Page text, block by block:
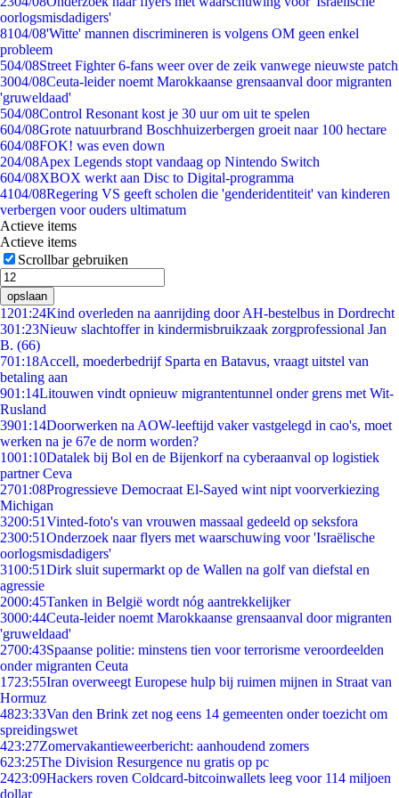
oorlogsmisdadigers'
8104/08'Witte' mannen discrimineren is volgens OM geen enkel
probleem
504/08Street Fighter 6-fans weer over de zeik vanwege nieuwste patch
3004/08Ceuta-leider noemt Marokkaanse grensaanval door migranten
'gruweldaad'
504/08Control Resonant kost je 30 uur om uit te spelen
604/08Grote natuurbrand Boschhuizerbergen groeit naar 100 hectare
604/08FOK! was even down
204/08Apex Legends stopt vandaag op Nintendo Switch
604/08XBOX werkt aan Disc to Digital-programma
4104/08Regering VS geeft scholen die 'genderidentiteit' van kinderen
verbergen voor ouders ultimatum
Actieve items
Actieve items
Scrollbar gebruiken
opslaan
1201:24Kind overleden na aanrijding door AH-bestelbus in Dordrecht
301:23Nieuw slachtoffer in kindermisbruikzaak zorgprofessional Jan
B. (66)
701:18Accell, moederbedrijf Sparta en Batavus, vraagt uitstel van
betaling aan
901:14Litouwen vindt opnieuw migrantentunnel onder grens met Wit-
Rusland
3901:14Doorwerken na AOW-leeftijd vaker vastgelegd in cao's, moet
werken na je 67e de norm worden?
1001:10Datalek bij Bol en de Bijenkorf na cyberaanval op logistiek
partner Ceva
2701:08Progressieve Democraat El-Sayed wint nipt voorverkiezing
Michigan
3200:51Vinted-foto's van vrouwen massaal gedeeld op seksfora
2300:51Onderzoek naar flyers met waarschuwing voor 'Israëlische
oorlogsmisdadigers'
3100:51Dirk sluit supermarkt op de Wallen na golf van diefstal en
agressie
2000:45Tanken in België wordt nóg aantrekkelijker
3000:44Ceuta-leider noemt Marokkaanse grensaanval door migranten
'gruweldaad'
2700:43Spaanse politie: minstens tien voor terrorisme veroordeelden
onder migranten Ceuta
1723:55Iran overweegt Europese hulp bij ruimen mijnen in Straat van
Hormuz
4823:33Van den Brink zet nog eens 14 gemeenten onder toezicht om
spreidingswet
423:27Zomervakantieweerbericht: aanhoudend zomers
623:25The Division Resurgence nu gratis op pc
2423:09Hackers roven Coldcard-bitcoinwallets leeg voor 114 miljoen
dollar